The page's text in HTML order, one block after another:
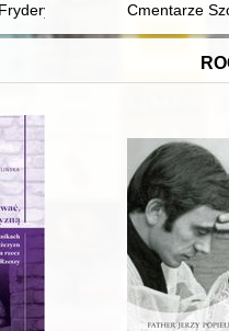
Pfalz-Neuburg i podarki
Chopina. T. 3 cz. 1,
Cmentarze